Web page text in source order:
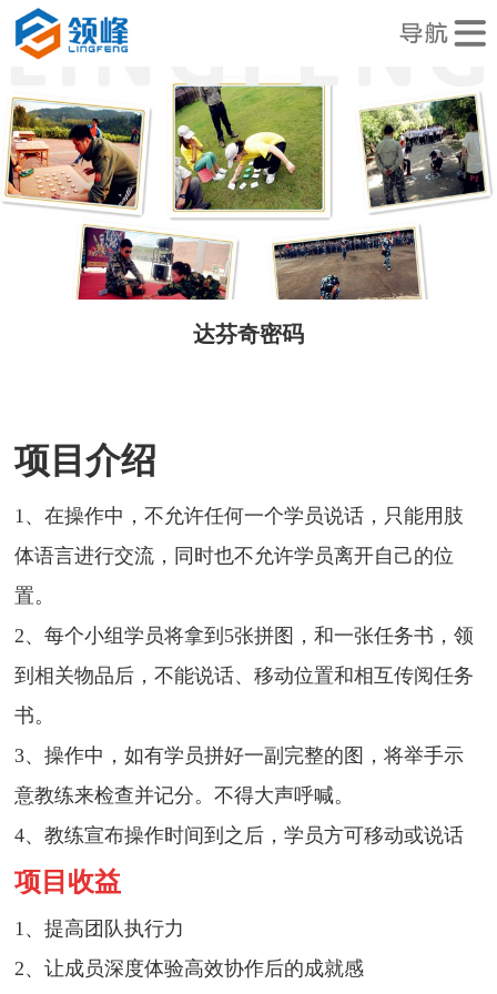
达芬奇密码
项目介绍
1、在操作中，不允许任何一个学员说话，只能用肢
体语言进行交流，同时也不允许学员离开自己的位
置。
2、每个小组学员将拿到5张拼图，和一张任务书，领
到相关物品后，不能说话、移动位置和相互传阅任务
书。
3、操作中，如有学员拼好一副完整的图，将举手示
意教练来检查并记分。不得大声呼喊。
4、教练宣布操作时间到之后，学员方可移动或说话
项目收益
1、提高团队执行力
2、让成员深度体验高效协作后的成就感